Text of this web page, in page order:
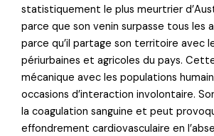
statistiquement le plus meurtrier
parce que son venin surpasse tous les
parce qu’il partage son territoire avec
périurbaines et agricoles du pays.
mécanique avec les populations
occasions d’interaction involontaire.
la coagulation sanguine et peut
effondrement cardiovasculaire en